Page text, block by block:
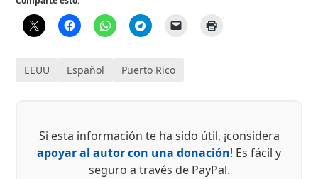
EEUU Español Puerto Rico
Si esta información te ha sido útil, ¡considera
apoyar al autor con una donación! Es fácil y
seguro a través de PayPal.